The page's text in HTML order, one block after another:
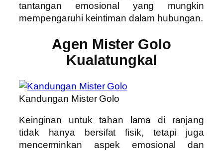
tantangan emosional yang mungkin
mempengaruhi keintiman dalam hubungan.
Agen Mister Golo
Kualatungkal
Kandungan Mister Golo
Keinginan untuk tahan lama di ranjang
tidak hanya bersifat fisik, tetapi juga
mencerminkan aspek emosional dan